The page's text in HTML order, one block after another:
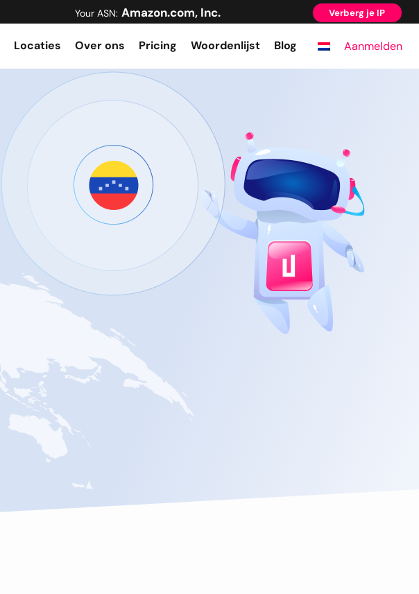
Your ASN: Amazon.com, Inc. Verberg je IP
Locaties Over ons Pricing Woordenlijst Blog Aanmelden